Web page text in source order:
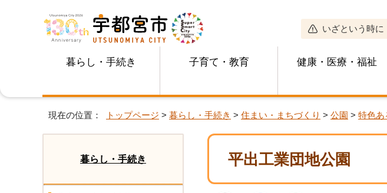
いざという時に
暮らし・手続き 子育て・教育 健康・医療・福祉
現在の位置： トップページ > 暮らし・手続き > 住まい・まちづくり > 公園 > 特色あ
平出工業団地公園
暮らし・手続き